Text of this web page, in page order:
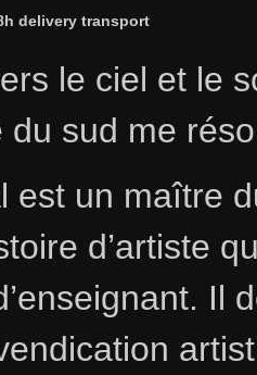
delivery transport
le ciel et le
du sud me
est un maître
d’artiste
Il